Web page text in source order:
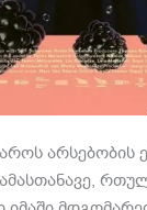
არსებობის